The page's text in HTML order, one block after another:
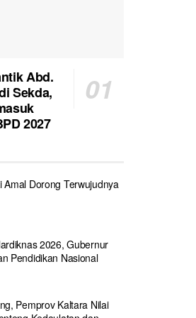
Abd.
Sekda,
2027
Amal Dorong Terwujudnya
2026, Gubernur
Pendidikan Nasional
Pemprov Kaltara Nilai